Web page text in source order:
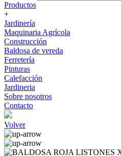
Productos
+
Jardinería
Maquinaria Agrícola
Construcción
Baldosa de vereda
Ferretería
Pinturas
Calefacción
Jardineria
Sobre nosotros
Contacto
Volver